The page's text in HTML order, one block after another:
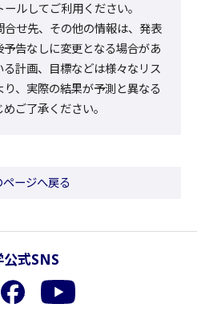
ルしてご利用ください。
せ先、その他の情報は、発表
告なしに変更となる場合があ
計画、目標などは様々なリス
、実際の結果が予測と異なる
ご了承ください。
ページへ戻る
公式SNS
FacebookYouTube